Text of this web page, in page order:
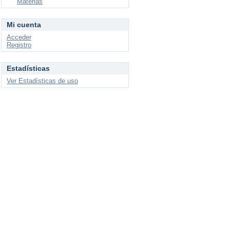
Mi cuenta
Acceder
Registro
Estadísticas
Ver Estadísticas de uso